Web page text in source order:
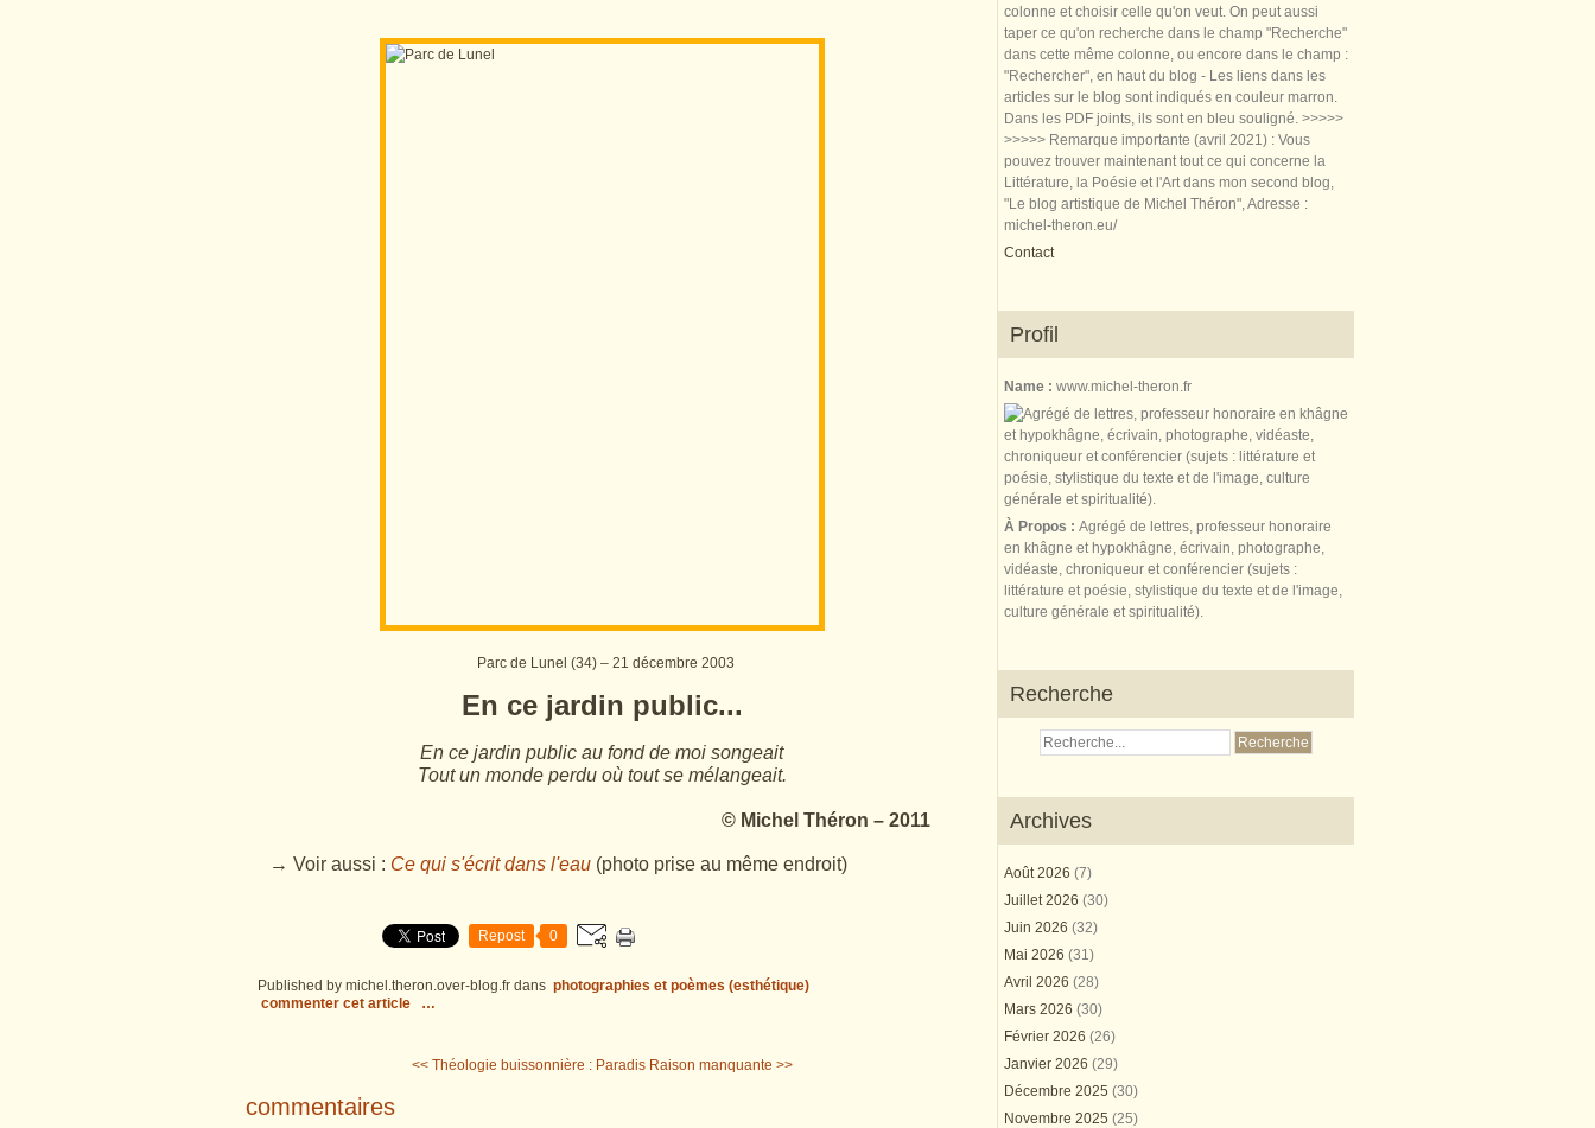
Parc de Lunel (34) – 21 décembre 2003
En ce jardin public...
En ce jardin public au fond de moi songeait
Tout un monde perdu où tout se mélangeait.
© Michel Théron – 2011
→ Voir aussi : Ce qui s'écrit dans l'eau (photo prise au même endroit)
Repost 0
Published by michel.theron.over-blog.fr dans photographies et poèmes (esthétique)
commenter cet article
…
<< Théologie buissonnière : Paradis Raison manquante >>
commentaires
colonne et choisir celle qu'on veut. On peut aussi
taper ce qu'on recherche dans le champ "Recherche"
dans cette même colonne, ou encore dans le champ :
"Rechercher", en haut du blog - Les liens dans les
articles sur le blog sont indiqués en couleur marron.
Dans les PDF joints, ils sont en bleu souligné. >>>>>
>>>>> Remarque importante (avril 2021) : Vous
pouvez trouver maintenant tout ce qui concerne la
Littérature, la Poésie et l'Art dans mon second blog,
"Le blog artistique de Michel Théron", Adresse :
michel-theron.eu/
Contact
Profil
Name : www.michel-theron.fr
À Propos : Agrégé de lettres, professeur honoraire
en khâgne et hypokhâgne, écrivain, photographe,
vidéaste, chroniqueur et conférencier (sujets :
littérature et poésie, stylistique du texte et de l'image,
culture générale et spiritualité).
Recherche
Archives
Août 2026 (7)
Juillet 2026 (30)
Juin 2026 (32)
Mai 2026 (31)
Avril 2026 (28)
Mars 2026 (30)
Février 2026 (26)
Janvier 2026 (29)
Décembre 2025 (30)
Novembre 2025 (25)